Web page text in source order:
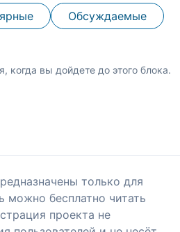
Обсуждаемые
когда вы дойдете до этого блока.
только для
можно бесплатно читать
проекта не